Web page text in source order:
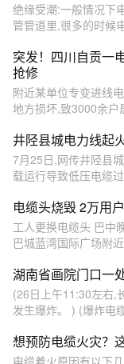
绝缘受潮:一般情况下
管管道里,很多的时候
突发！四川自贡一
抢修
附近某单位专变进线
地方损坏,致3000余户
井陉县城电力线起
7月25日,网传井陉县
载运行导致低压电缆
电缆头烧毁 2万用
工人更换电缆头 巴中
巴城蓝湾国际广场附
湖南省画院门口一
(26日上午11:30左右,
发生爆炸。 ) (爆炸电
想预防电缆火灾？